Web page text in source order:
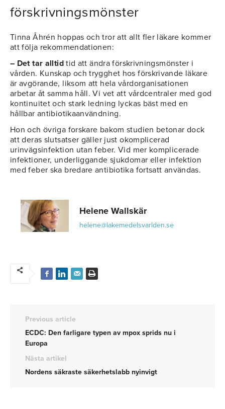
förskrivningsmönster
Tinna Åhrén hoppas och tror att allt fler läkare kommer
att följa rekommendationen:
– Det tar alltidtid att ändra förskrivningsmönster i
vården. Kunskap och trygghet hos förskrivande läkare
är avgörande, liksom att hela vårdorganisationen
arbetar åt samma håll. Vi vet att vårdcentraler med god
kontinuitet och stark ledning lyckas bäst med en
hållbar antibiotikaanvändning.
Hon och övriga forskare bakom studien betonar dock
att deras slutsatser gäller just okomplicerad
urinvägsinfektion utan feber. Vid mer komplicerade
infektioner, underliggande sjukdomar eller infektion
med feber ska bredare antibiotika fortsatt användas.
Helene Wallskär
helene@lakemedelsvarlden.se
Previous article
ECDC: Den farligare typen av mpox sprids nu i
Europa
Nästa artikel
Nordens säkraste säkerhetslabb nyinvigt